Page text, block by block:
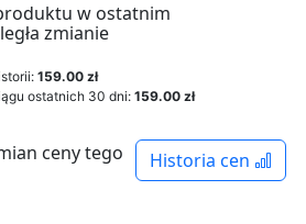
w ostatnim
zmianie
159.00 zł
ostatnich 30 dni: 159.00 zł
Historia cen
ceny tego